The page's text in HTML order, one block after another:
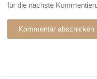
für die nächste